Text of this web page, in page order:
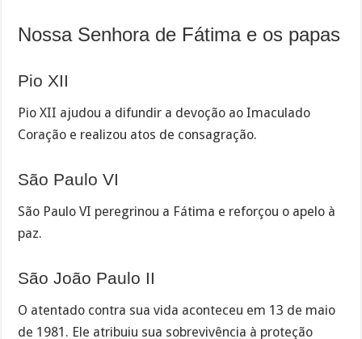
Nossa Senhora de Fátima e os papas
Pio XII
Pio XII ajudou a difundir a devoção ao Imaculado
Coração e realizou atos de consagração.
São Paulo VI
São Paulo VI peregrinou a Fátima e reforçou o apelo à
paz.
São João Paulo II
O atentado contra sua vida aconteceu em 13 de maio
de 1981. Ele atribuiu sua sobrevivência à proteção